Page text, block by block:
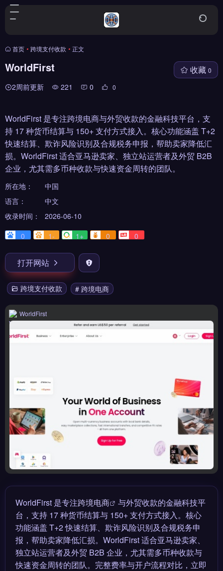
首页 • 跨境支付收款 • 正文
WorldFirst
2周前更新 221 0 0
收藏 0
WorldFirst 是专注跨境电商与外贸收款的金融科技平台，支
持 17 种货币结算与 150+ 支付方式接入。核心功能涵盖 T+2
快速结算、欺诈风险识别及合规税务申报，帮助卖家降低汇
损。WorldFirst 适合亚马逊卖家、独立站运营者及外贸 B2B
企业，尤其需多币种收款与快速资金周转的团队。
所在地：
中国
语言：
中文
收录时间：
2026-06-10
0
1- 1+ 0 0
打开网站
跨境支付收款 # 跨境电商
WorldFirst
WorldFirst 是专注跨境电商
与外贸收款的金融科技平
台，支持 17 种货币结算与 150+ 支付方式接入。核心
功能涵盖 T+2 快速结算、欺诈风险识别及合规税务申
报，帮助卖家降低汇损。WorldFirst 适合亚马逊卖家、
独立站运营者及外贸 B2B 企业，尤其需多币种收款与
快速资金周转的团队。完整费率与开户流程对比，立即